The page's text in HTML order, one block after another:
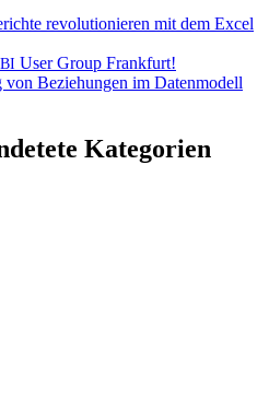
revolutionieren mit dem Excel
BI User Group Frankfurt!
von Beziehungen im Datenmodell
Kategorien